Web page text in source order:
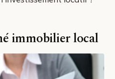
immobilier local